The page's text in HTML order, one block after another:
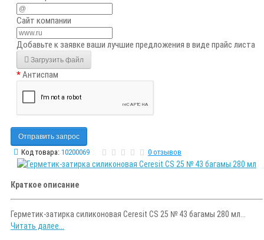
Сайт компании
Добавьте к заявке ваши лучшие предложения в виде прайс листа
Загрузить файл
Антиспам
Отправить запрос
Код товара: 10200069 0 отзывов
Краткое описание
Герметик-затирка силиконовая Ceresit CS 25 № 43 багамы 280 мл...
Читать далее...